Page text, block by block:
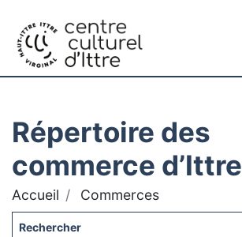
Répertoire des
commerce d’Ittre
Accueil Commerces